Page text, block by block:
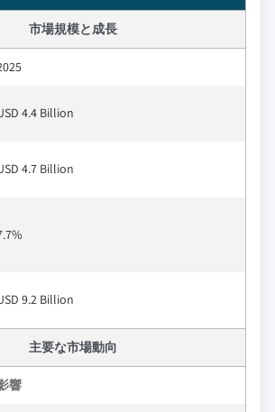
市場規模と成長
4.4 Billion
4.7 Billion
9.2 Billion
主要な市場動向
響